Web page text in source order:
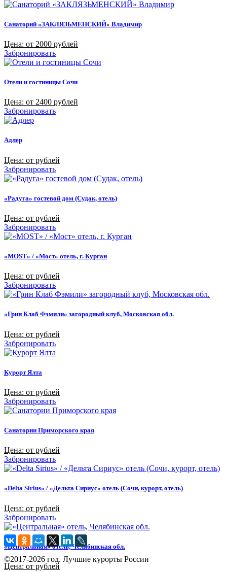
Санаторий «ЗАКЛЯЗЬМЕНСКИЙ» Владимир
Цена: от 2000 рублей
Забронировать
Отели и гостиницы Сочи
Цена: от 2400 рублей
Забронировать
Адлер
Цена: от рублей
Забронировать
«Радуга» гостевой дом (Судак, отель)
Цена: от рублей
Забронировать
«MOST» / «Мост» отель, г. Курган
Цена: от рублей
Забронировать
«Грин Клаб Фэмили» загородный клуб, Московская обл.
Цена: от рублей
Забронировать
Курорт Ялта
Цена: от рублей
Забронировать
Санатории Приморского края
Цена: от рублей
Забронировать
«Delta Sirius» / «Дельта Сириус» отель (Сочи, курорт, отель)
Цена: от рублей
Забронировать
«Центральная» отель, Челябинская обл.
Цена: от рублей
©2017-2026 год. Лучшие курорты России